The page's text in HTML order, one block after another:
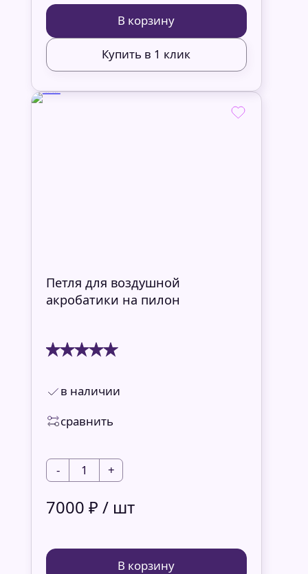
В корзину
Купить в 1 клик
Петля для воздушной
акробатики на пилон
в наличии
сравнить
7000 ₽ / шт
- 1 +
В корзину